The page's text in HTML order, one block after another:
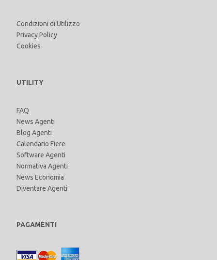
Condizioni di Utilizzo
Privacy Policy
Cookies
UTILITY
FAQ
News Agenti
Blog Agenti
Calendario Fiere
Software Agenti
Normativa Agenti
News Economia
Diventare Agenti
PAGAMENTI